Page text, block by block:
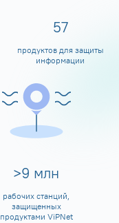
60
продуктов для защиты
информации
>10 млн
рабочих станций,
защищенных
продуктами ViPNet